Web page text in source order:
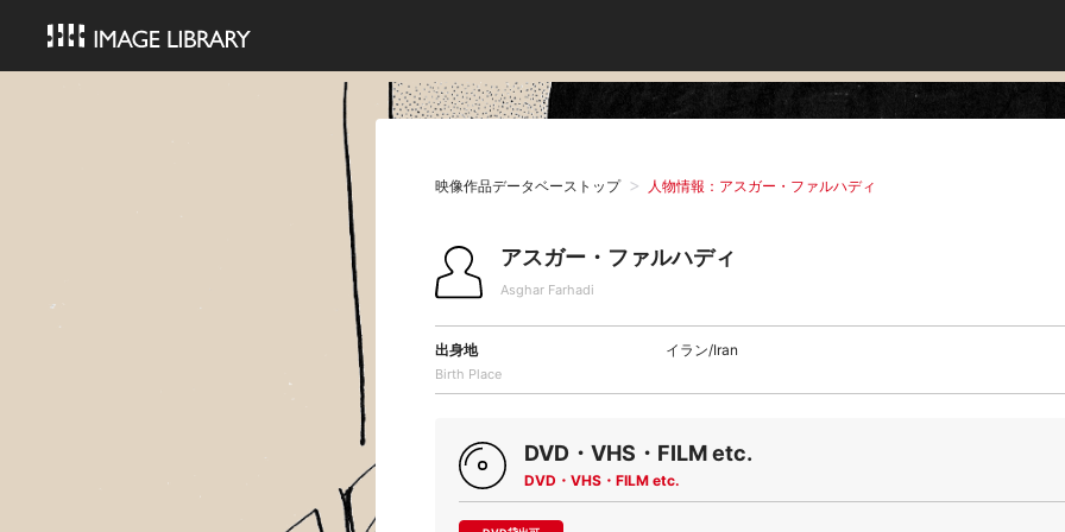
映像作品データベーストップ 人物情報：アスガー・ファルハディ
アスガー・ファルハディ
Asghar Farhadi
出身地
Birth Place
イラン/Iran
DVD・VHS・FILM etc.
DVD・VHS・FILM etc.